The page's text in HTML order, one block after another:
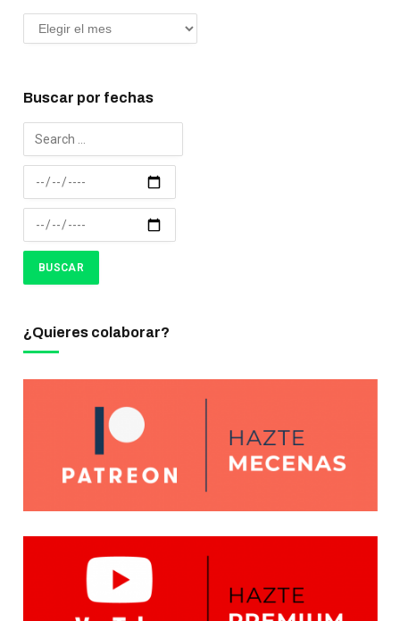
Buscar por fechas
¿Quieres colaborar?